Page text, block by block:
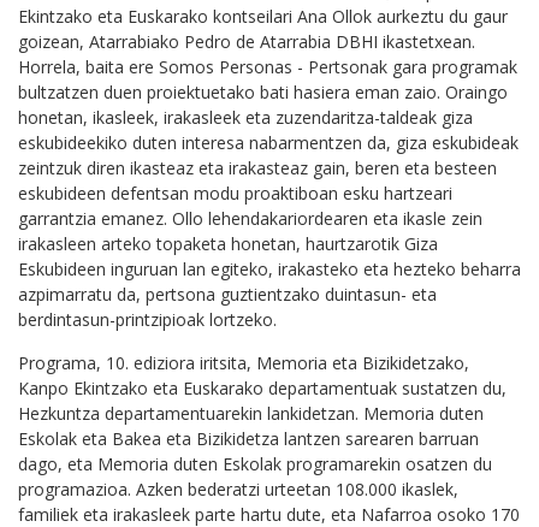
Ekintzako eta Euskarako kontseilari Ana Ollok aurkeztu du gaur
goizean, Atarrabiako Pedro de Atarrabia DBHI ikastetxean.
Horrela, baita ere Somos Personas - Pertsonak gara programak
bultzatzen duen proiektuetako bati hasiera eman zaio. Oraingo
honetan, ikasleek, irakasleek eta zuzendaritza-taldeak giza
eskubideekiko duten interesa nabarmentzen da, giza eskubideak
zeintzuk diren ikasteaz eta irakasteaz gain, beren eta besteen
eskubideen defentsan modu proaktiboan esku hartzeari
garrantzia emanez. Ollo lehendakariordearen eta ikasle zein
irakasleen arteko topaketa honetan, haurtzarotik Giza
Eskubideen inguruan lan egiteko, irakasteko eta hezteko beharra
azpimarratu da, pertsona guztientzako duintasun- eta
berdintasun-printzipioak lortzeko.
Programa, 10. ediziora iritsita, Memoria eta Bizikidetzako,
Kanpo Ekintzako eta Euskarako departamentuak sustatzen du,
Hezkuntza departamentuarekin lankidetzan. Memoria duten
Eskolak eta Bakea eta Bizikidetza lantzen sarearen barruan
dago, eta Memoria duten Eskolak programarekin osatzen du
programazioa. Azken bederatzi urteetan 108.000 ikaslek,
familiek eta irakasleek parte hartu dute, eta Nafarroa osoko 170